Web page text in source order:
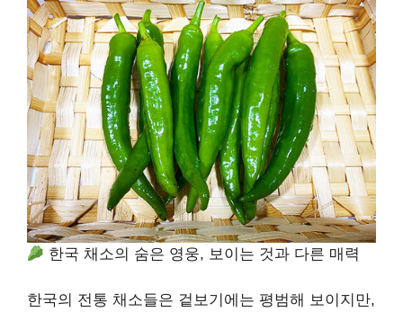
한국 채소의 숨은 영웅, 보이는 것과 다른 매력
한국의 전통 채소들은 겉보기에는 평범해 보이지만,